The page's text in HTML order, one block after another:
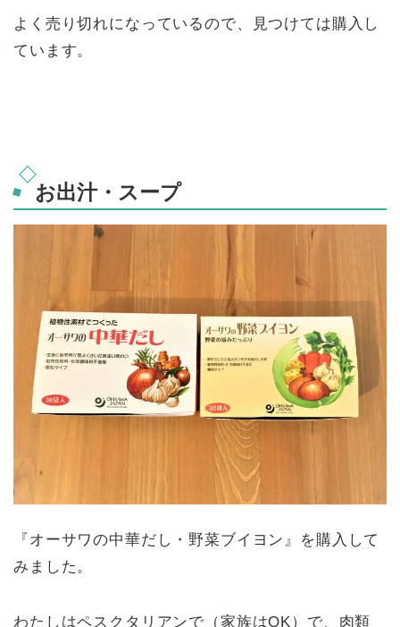
よく売り切れになっているので、見つけては購入し
ています。
お出汁・スープ
『オーサワの中華だし・野菜ブイヨン』を購入して
みました。
わたしはペスクタリアンで（家族はOK）で、肉類